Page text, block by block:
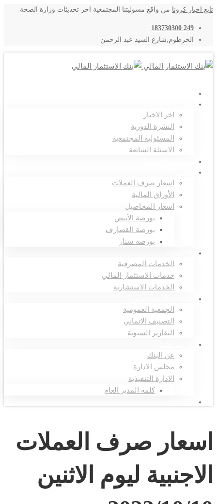
تابع اخبار كرونا من واقع مسوليتنا المجتمعية اخر تحديثات وزارة الصحة
249 183730300
الخرطوم,شارع السيد عبد الرحمن
اخر الاخبار
النشرة الدورية
المسئولية المجتمعية
الاسئلة الشائعة
اسعار صرف العملات
الأوراق المالية
اسعار المحاصيل
بورصة الأبيض
بورصة القضارف
بورصة سنار
الخدمات المصرفية
خدمات الاستثمار المالي
الخدمات الاستشارية
الجمعية العمومية
التصنيف الاتماني
التقارير السنوية
عن البنك
مجلس الادارة
الادارة التنفيذية
كلمة المدير العام
اسعار صرف العملات
الاجنبية ليوم الاثنين